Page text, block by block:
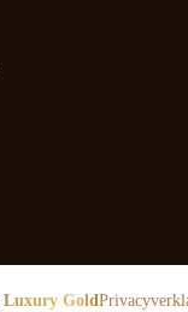
Luxury Gold